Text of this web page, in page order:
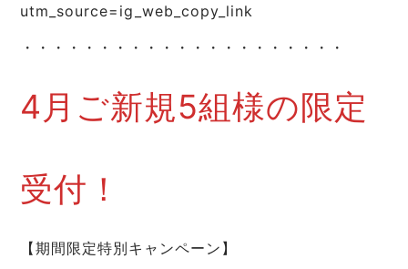
utm_source=ig_web_copy_link
・・・・・・・・・・・・・・・・・・・・・
4月ご新規5組様の限定
受付！
【期間限定特別キャンペーン】